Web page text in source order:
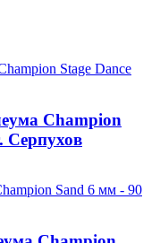
Champion
Серпухов